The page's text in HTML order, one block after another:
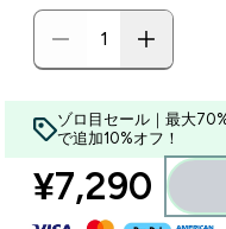
ゾロ目セール｜最大
で追加10%オフ！
¥7,290‎